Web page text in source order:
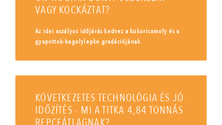
VAGY KOCKÁZTAT?
Az idei aszályos időjárás kedvez a kukoricamoly és a
gyapottok-bagolylepke gradációjának.
KÖVETKEZETES TECHNOLÓGIA ÉS JÓ
IDŐZÍTÉS - MI A TITKA 4,84 TONNÁS